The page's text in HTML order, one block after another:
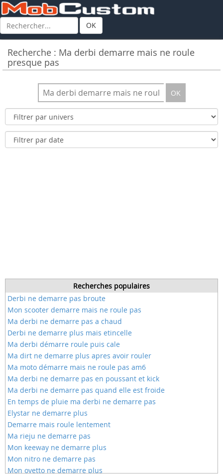
OK
Recherche : Ma derbi demarre mais ne roule
presque pas
OK
Recherches populaires
Derbi ne demarre pas broute
Mon scooter demarre mais ne roule pas
Ma derbi ne demarre pas a chaud
Derbi ne demarre plus mais etincelle
Ma derbi démarre roule puis cale
Ma dirt ne demarre plus apres avoir rouler
Ma moto démarre mais ne roule pas am6
Ma derbi ne demarre pas en poussant et kick
Ma derbi ne demarre pas quand elle est froide
En temps de pluie ma derbi ne demarre pas
Elystar ne demarre plus
Demarre mais roule lentement
Ma rieju ne demarre pas
Mon keeway ne demarre plus
Mon nitro ne demarre pas
Mon ovetto ne demarre plus